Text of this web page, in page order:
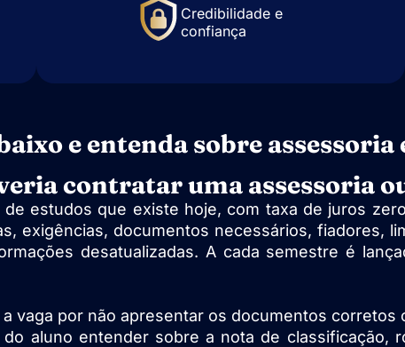
Credibilidade e
confiança
contratar uma assessoria
estudos que existe hoje, com taxa de juros
exigências, documentos necessários, fiadores,
desatualizadas. A cada semestre é
vaga por não apresentar os documentos
aluno entender sobre a nota de classificação,
e entenda sobre